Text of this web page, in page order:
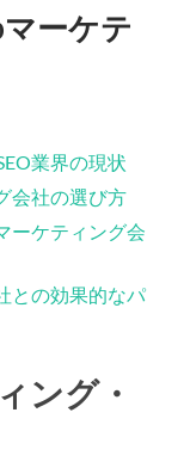
を
切
ーケテ
業界の現状
会社の選び方
ーケティング会
との効果的なパ
ング・